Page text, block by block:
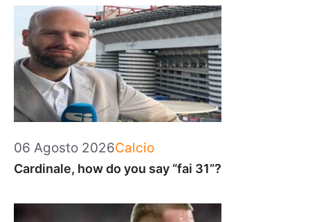
06 Agosto 2026Categorie
Calcio
Cardinale, how do you say “fai 31”?